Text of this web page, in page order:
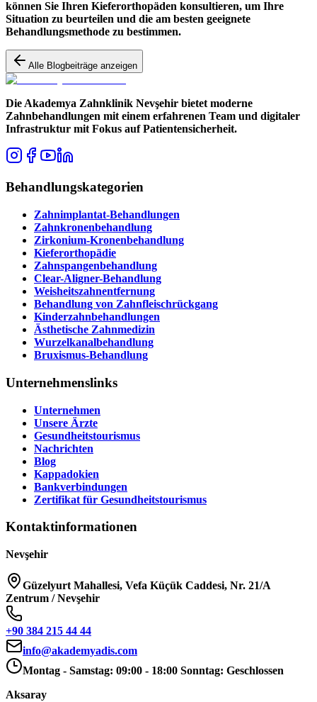
können Sie Ihren Kieferorthopäden konsultieren, um Ihre
Situation zu beurteilen und die am besten geeignete
Behandlungsmethode zu bestimmen.
Alle Blogbeiträge anzeigen
Die Akademya Zahnklinik Nevşehir bietet moderne
Zahnbehandlungen mit einem erfahrenen Team und digitaler
Infrastruktur mit Fokus auf Patientensicherheit.
Behandlungskategorien
Zahnimplantat-Behandlungen
Zahnkronenbehandlung
Zirkonium-Kronenbehandlung
Kieferorthopädie
Zahnspangenbehandlung
Clear-Aligner-Behandlung
Weisheitszahnentfernung
Behandlung von Zahnfleischrückgang
Kinderzahnbehandlungen
Ästhetische Zahnmedizin
Wurzelkanalbehandlung
Bruxismus-Behandlung
Unternehmenslinks
Unternehmen
Unsere Ärzte
Gesundheitstourismus
Nachrichten
Blog
Kappadokien
Bankverbindungen
Zertifikat für Gesundheitstourismus
Kontaktinformationen
Nevşehir
Güzelyurt Mahallesi, Vefa Küçük Caddesi, Nr. 21/A
Zentrum / Nevşehir
+90 384 215 44 44
info@akademyadis.com
Montag - Samstag: 09:00 - 18:00 Sonntag: Geschlossen
Aksaray